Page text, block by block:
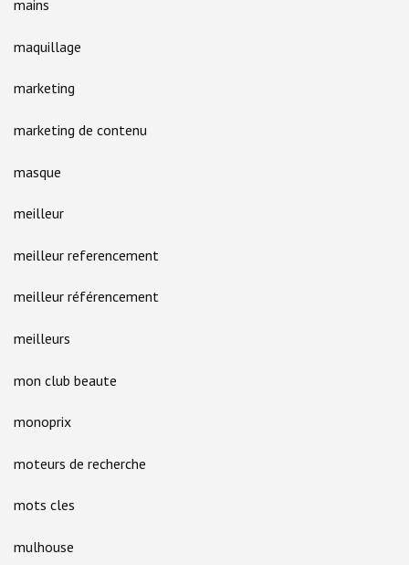
mains
maquillage
marketing
marketing de contenu
masque
meilleur
meilleur referencement
meilleur référencement
meilleurs
mon club beaute
monoprix
moteurs de recherche
mots cles
mulhouse